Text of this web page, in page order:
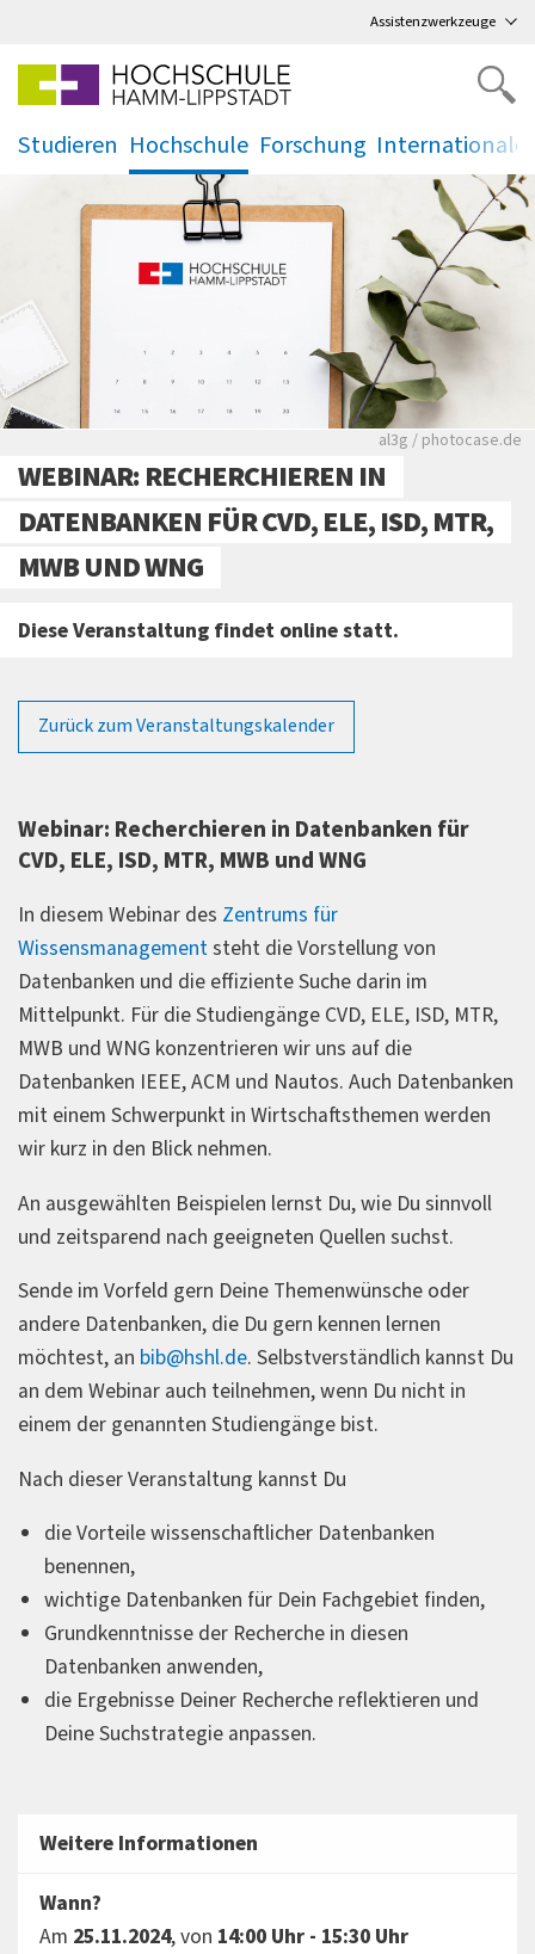
Assistenzwerkzeuge
Studieren Hochschule
.
Forschung
.
Rote leere
al3g / photocase.de
WEBINAR: RECHERCHIEREN IN
DATENBANKEN FÜR CVD, ELE, ISD, MTR,
MWB UND WNG
Diese Veranstaltung findet online statt.
Zurück zum Veranstaltungskalender
Webinar: Recherchieren in Datenbanken für
CVD, ELE, ISD, MTR, MWB und WNG
In diesem Webinar des Zentrums für
Wissensmanagementsteht die Vorstellung von
Datenbanken und die effiziente Suche darin im
Mittelpunkt. Für die Studiengänge CVD, ELE, ISD, MTR,
MWB und WNG konzentrieren wir uns auf die
Datenbanken IEEE, ACM und Nautos. Auch Datenbanken
mit einem Schwerpunkt in Wirtschaftsthemen werden
wir kurz in den Blick nehmen.
An ausgewählten Beispielen lernst Du, wie Du sinnvoll
und zeitsparend nach geeigneten Quellen suchst.
Sende im Vorfeld gern Deine Themenwünsche oder
andere Datenbanken, die Du gern kennen lernen
möchtest, an bib@hshl.de. Selbstverständlich kannst Du
an dem Webinar auch teilnehmen, wenn Du nicht in
einem der genannten Studiengänge bist.
Nach dieser Veranstaltung kannst Du
die Vorteile wissenschaftlicher Datenbanken
benennen,
wichtige Datenbanken für Dein Fachgebiet finden,
Grundkenntnisse der Recherche in diesen
Datenbanken anwenden,
die Ergebnisse Deiner Recherche reflektieren und
Deine Suchstrategie anpassen.
Weitere Informationen
Wann?
Am 25.11.2024, von 14:00 Uhr - 15:30 Uhr